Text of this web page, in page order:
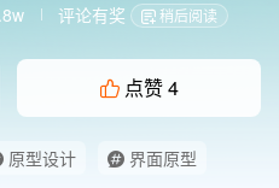
评论有奖 稍后阅读
点赞4
原型设计
界面原型